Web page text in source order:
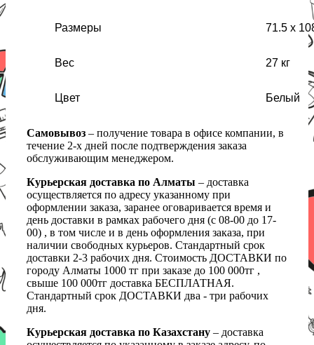
Размеры 71.5 х
Вес 27 кг
Цвет Белый
Самовывоз – получение товара в офисе компании, в
течение 2-х дней после подтверждения заказа
обслуживающим менеджером.
Курьерская доставка по Алматы – доставка
осуществляется по адресу указанному при
оформлении заказа, заранее оговаривается время и
день доставки в рамках рабочего дня (с 08-00 до 17-
00) , в том числе и в день оформления заказа, при
наличии свободных курьеров. Стандартный срок
доставки 2-3 рабочих дня. Стоимость ДОСТАВКИ по
городу Алматы 1000 тг при заказе до 100 000тг ,
свыше 100 000тг доставка БЕСПЛАТНАЯ.
Стандартный срок ДОСТАВКИ два - три рабочих
дня.
Курьерская доставка по Казахстану – доставка